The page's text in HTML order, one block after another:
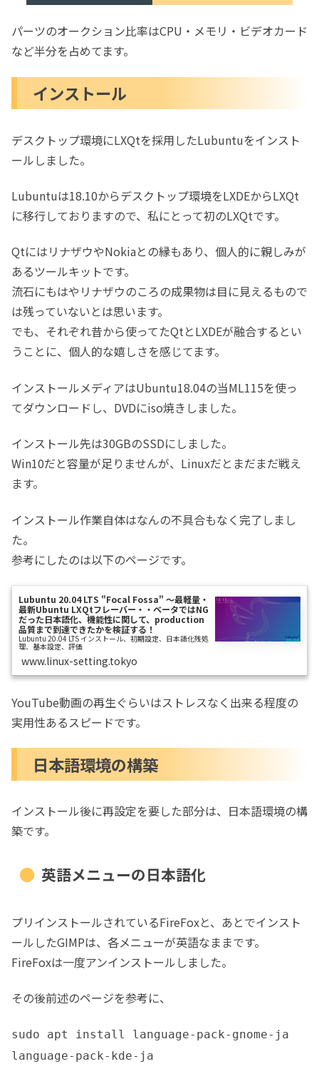
パーツのオークション比率はCPU・メモリ・ビデオカード
など半分を占めてます。
インストール
デスクトップ環境にLXQtを採用したLubuntuをインスト
ールしました。
Lubuntuは18.10からデスクトップ環境をLXDEからLXQt
に移行しておりますので、私にとって初のLXQtです。
QtにはリナザウやNokiaとの縁もあり、個人的に親しみが
あるツールキットです。
流石にもはやリナザウのころの成果物は目に見えるもので
は残っていないとは思います。
でも、それぞれ昔から使ってたQtとLXDEが融合するとい
うことに、個人的な嬉しさを感じてます。
インストールメディアはUbuntu18.04の当ML115を使っ
てダウンロードし、DVDにiso焼きしました。
インストール先は30GBのSSDにしました。
Win10だと容量が足りませんが、Linuxだとまだまだ戦え
ます。
インストール作業自体はなんの不具合もなく完了しまし
た。
参考にしたのは以下のページです。
Lubuntu 20.04 LTS "Focal Fossa" 〜最軽量・
最新Ubuntu LXQtフレーバー・・ベータではNG
だった日本語化、機能性に関して、production
品質まで到達できたかを検証する！
Lubuntu 20.04 LTS インストール、初期設定、日本語化残処
理、基本設定、評価
www.linux-setting.tokyo
YouTube動画の再生ぐらいはストレスなく出来る程度の
実用性あるスピードです。
日本語環境の構築
インストール後に再設定を要した部分は、日本語環境の構
築です。
英語メニューの日本語化
プリインストールされているFireFoxと、あとでインスト
ールしたGIMPは、各メニューが英語なままです。
FireFoxは一度アンインストールしました。
その後前述のページを参考に、
sudo apt install language-pack-gnome-ja
language-pack-kde-ja